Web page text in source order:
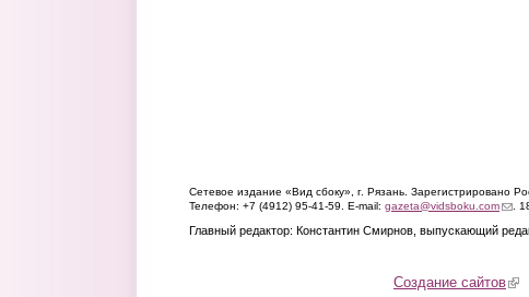
Сетевое издание «Вид сбоку», г. Рязань. Зарегистрировано
Телефон: +7 (4912) 95-41-59. E-mail: gazeta@vidsboku.com(link
.
Главный редактор: Константин Смирнов, выпускающий
Создание сайтов